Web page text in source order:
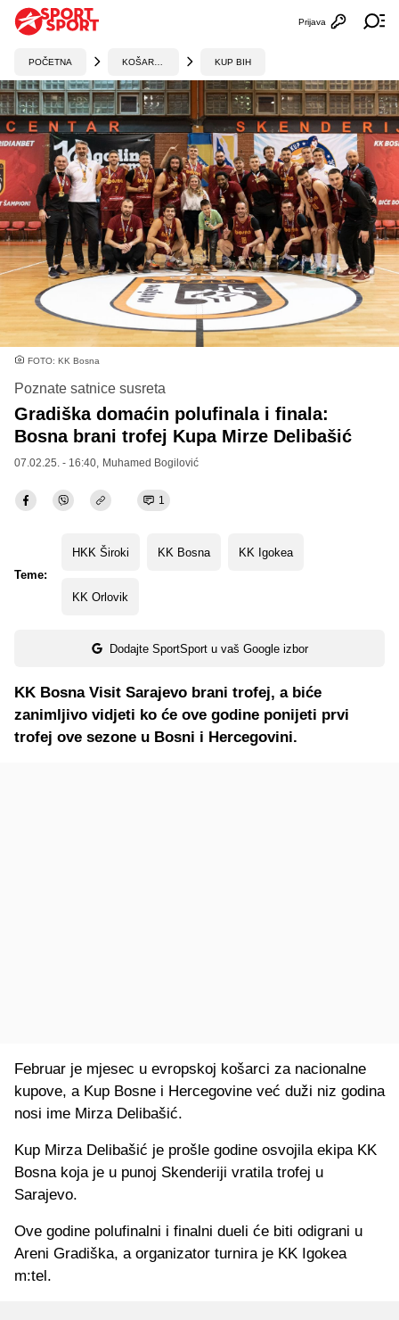
Otvori
Prijava
POČETNA KUP BIH
FOTO: KK Bosna
Poznate satnice susreta
Gradiška domaćin polufinala i finala:
Bosna brani trofej Kupa Mirze Delibašić
07.02.25. - 16:40, Muhamed Bogilović
1
Teme:
HKK Široki KK Bosna KK Igokea
KK Orlovik
Dodajte SportSport u vaš Google izbor
KK Bosna Visit Sarajevo brani trofej, a biće
zanimljivo vidjeti ko će ove godine ponijeti prvi
trofej ove sezone u Bosni i Hercegovini.
Februar je mjesec u evropskoj košarci za nacionalne
kupove, a Kup Bosne i Hercegovine već duži niz godina
nosi ime Mirza Delibašić.
Kup Mirza Delibašić je prošle godine osvojila ekipa KK
Bosna koja je u punoj Skenderiji vratila trofej u
Sarajevo.
Ove godine polufinalni i finalni dueli će biti odigrani u
Areni Gradiška, a organizator turnira je KK Igokea
m:tel.